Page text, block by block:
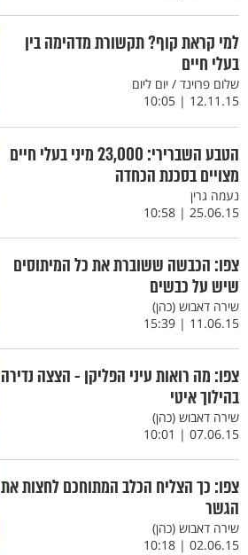
למי קראת קוף? תקשורת מדהימה בין
בעלי חיים
שלום פרוינד / יום ליום
12.11.15 | 10:05
הטבע השברירי: 23,000 מיני בעלי חיים
מצויים בסכנת הכחדה
נעמה גרין
25.06.15 | 10:58
צפו: הכבשה ששוברת את כל המיתוסים
שיש על כבשים
שירה דאבוש (כהן)
11.06.15 | 15:39
צפו: מה רואות עיני הפליקן - הצצה נדירה
בהילוך איטי
שירה דאבוש (כהן)
07.06.15 | 10:01
צפו: כך הצליח הכלב המתוחכם לחצות את
הגשר
שירה דאבוש (כהן)
02.06.15 | 10:18